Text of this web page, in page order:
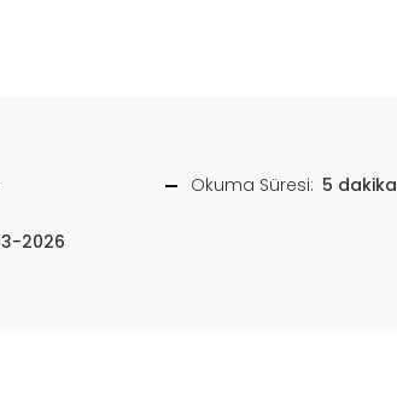
Okuma Süresi: 5 dakika
2026